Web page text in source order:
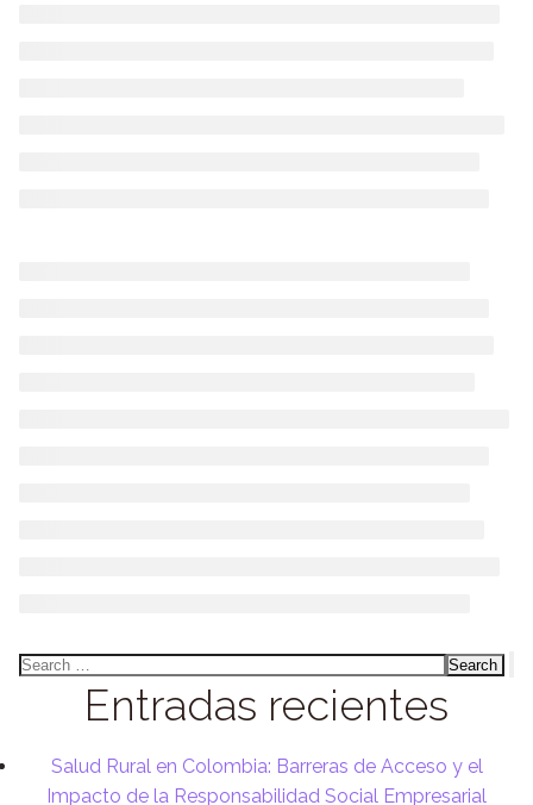
Entradas recientes
Salud Rural en Colombia: Barreras de Acceso y el
Impacto de la Responsabilidad Social Empresarial